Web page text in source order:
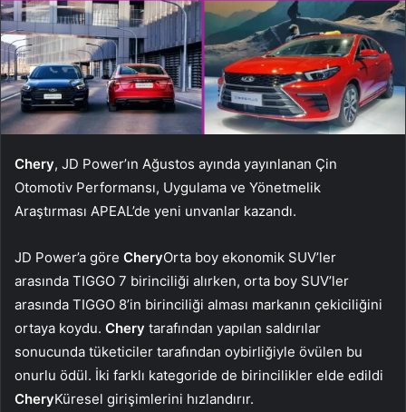
Chery, JD Power’ın Ağustos ayında yayınlanan Çin
Otomotiv Performansı, Uygulama ve Yönetmelik
Araştırması APEAL’de yeni unvanlar kazandı.
JD Power’a göre CheryOrta boy ekonomik SUV’ler
arasında TIGGO 7 birinciliği alırken, orta boy SUV’ler
arasında TIGGO 8’in birinciliği alması markanın çekiciliğini
ortaya koydu. Chery tarafından yapılan saldırılar
sonucunda tüketiciler tarafından oybirliğiyle övülen bu
onurlu ödül. İki farklı kategoride de birincilikler elde edildi
CheryKüresel girişimlerini hızlandırır.